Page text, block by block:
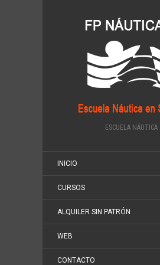
ESCUELA NÁUTICA
INICIO
CURSOS
ALQUILER SIN PATRÓN
WEB
CONTACTO